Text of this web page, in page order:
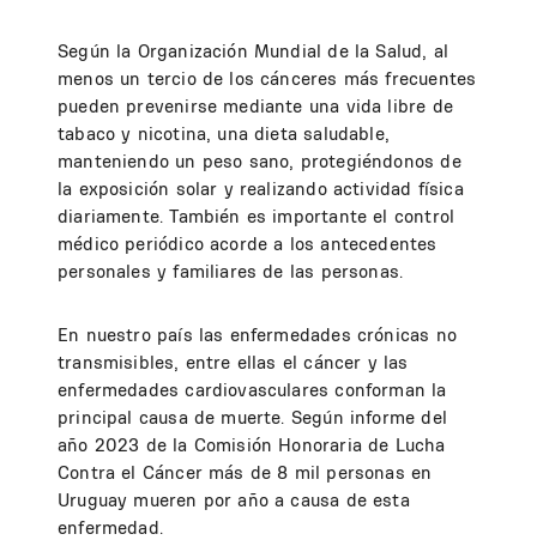
Según la Organización Mundial de la Salud, al
menos un tercio de los cánceres más frecuentes
pueden prevenirse mediante una vida libre de
tabaco y nicotina, una dieta saludable,
manteniendo un peso sano, protegiéndonos de
la exposición solar y realizando actividad física
diariamente. También es importante el control
médico periódico acorde a los antecedentes
personales y familiares de las personas.
En nuestro país las enfermedades crónicas no
transmisibles, entre ellas el cáncer y las
enfermedades cardiovasculares conforman la
principal causa de muerte. Según informe del
año 2023 de la Comisión Honoraria de Lucha
Contra el Cáncer más de 8 mil personas en
Uruguay mueren por año a causa de esta
enfermedad.